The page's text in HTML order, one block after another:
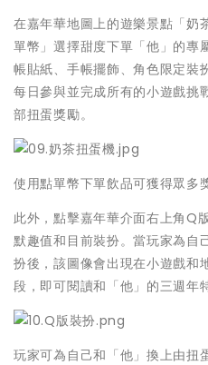
在嘉年華地圖上的遊樂景點「奶
單幣」選擇甜度下單「他」的專
帳貼紙、手帳擺飾、角色限定裝
每日參與並完成所有的小遊戲挑
部扭蛋獎勵。
使用點單幣下單飲品可獲得眾多
此外，點擊嘉年華介面右上角Q
默趣值和目前裝扮。當玩家為自
扮後，該圖像會出現在小遊戲和
段，即可閱讀和「他」的三週年
玩家可為自己和「他」換上由扭